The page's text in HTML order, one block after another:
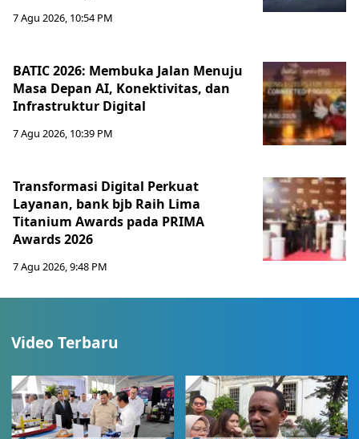
7 Agu 2026, 10:54 PM
BATIC 2026: Membuka Jalan Menuju
Masa Depan AI, Konektivitas, dan
Infrastruktur Digital
7 Agu 2026, 10:39 PM
Transformasi Digital Perkuat
Layanan, bank bjb Raih Lima
Titanium Awards pada PRIMA
Awards 2026
7 Agu 2026, 9:48 PM
Video Terbaru